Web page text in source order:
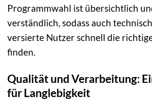
Programmwahl ist übersichtlich
verständlich, sodass auch
versierte Nutzer schnell die
finden.
Qualität und Verarbeitung:
für Langlebigkeit